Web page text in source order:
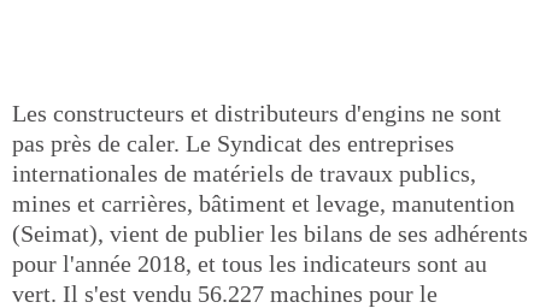
Les constructeurs et distributeurs d'engins ne sont
pas près de caler. Le Syndicat des entreprises
internationales de matériels de travaux publics,
mines et carrières, bâtiment et levage, manutention
(Seimat), vient de publier les bilans de ses adhérents
pour l'année 2018, et tous les indicateurs sont au
vert. Il s'est vendu 56.227 machines pour le